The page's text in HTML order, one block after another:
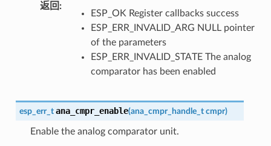
返回 :
ESP_OK Register callbacks success
ESP_ERR_INVALID_ARG NULL pointer
of the parameters
ESP_ERR_INVALID_STATE The analog
comparator has been enabled
esp_err_t ana_cmpr_enable(ana_cmpr_handle_t cmpr)
Enable the analog comparator unit.